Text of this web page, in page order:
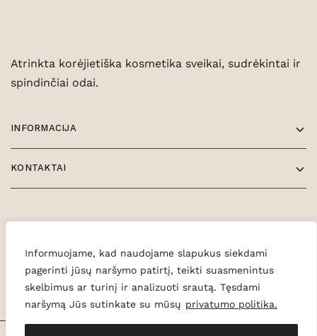
Informuojame, kad naudojame slapukus siekdami
pagerinti jūsų naršymo patirtį, teikti suasmenintus
skelbimus ar turinį ir analizuoti srautą. Tęsdami
naršymą Jūs sutinkate su mūsų privatumo politika.
Atrinkta korėjietiška kosmetika sveikai, sudrėkintai ir
spindinčiai odai.
INFORMACIJA
KONTAKTAI